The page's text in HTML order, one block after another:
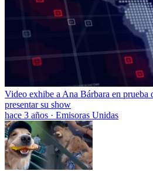
Video exhibe a Ana Bárbara en prueba
presentar su show
hace 3 años · Emisoras Unidas